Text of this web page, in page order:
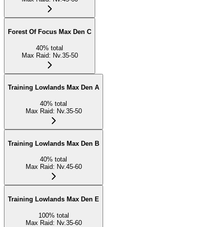
Forest Of Focus Max Den C
40% total
Max Raid: Nv.35-50
Training Lowlands Max Den A
40% total
Max Raid: Nv.35-50
Training Lowlands Max Den B
40% total
Max Raid: Nv.45-60
Training Lowlands Max Den E
100% total
Max Raid: Nv.35-60